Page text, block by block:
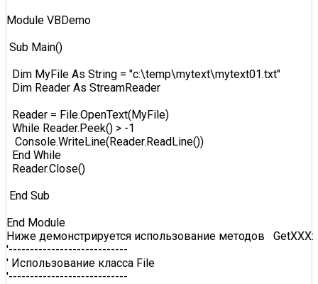
Module VBDemo
Sub Main()
Dim MyFile As String = "c:\temp\mytext\mytext01.txt"
Dim Reader As StreamReader
Reader = File.OpenText(MyFile)
While Reader.Peek() > -1
Console.WriteLine(Reader.ReadLine())
End While
Reader.Close()
End Sub
End Module
Ниже демонстрируется использование методов   GetXXX:
'----------------------------
' Использование класса File
'----------------------------